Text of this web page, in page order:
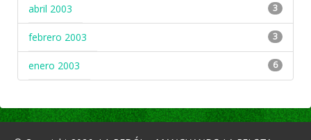
abril 2003 3
febrero 2003 3
enero 2003 6